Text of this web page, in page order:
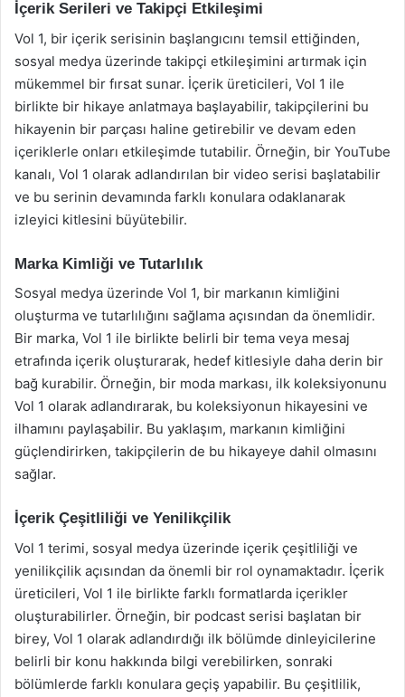
İçerik Serileri ve Takipçi Etkileşimi
Vol 1, bir içerik serisinin başlangıcını temsil ettiğinden,
sosyal medya üzerinde takipçi etkileşimini artırmak için
mükemmel bir fırsat sunar. İçerik üreticileri, Vol 1 ile
birlikte bir hikaye anlatmaya başlayabilir, takipçilerini bu
hikayenin bir parçası haline getirebilir ve devam eden
içeriklerle onları etkileşimde tutabilir. Örneğin, bir YouTube
kanalı, Vol 1 olarak adlandırılan bir video serisi başlatabilir
ve bu serinin devamında farklı konulara odaklanarak
izleyici kitlesini büyütebilir.
Marka Kimliği ve Tutarlılık
Sosyal medya üzerinde Vol 1, bir markanın kimliğini
oluşturma ve tutarlılığını sağlama açısından da önemlidir.
Bir marka, Vol 1 ile birlikte belirli bir tema veya mesaj
etrafında içerik oluşturarak, hedef kitlesiyle daha derin bir
bağ kurabilir. Örneğin, bir moda markası, ilk koleksiyonunu
Vol 1 olarak adlandırarak, bu koleksiyonun hikayesini ve
ilhamını paylaşabilir. Bu yaklaşım, markanın kimliğini
güçlendirirken, takipçilerin de bu hikayeye dahil olmasını
sağlar.
İçerik Çeşitliliği ve Yenilikçilik
Vol 1 terimi, sosyal medya üzerinde içerik çeşitliliği ve
yenilikçilik açısından da önemli bir rol oynamaktadır. İçerik
üreticileri, Vol 1 ile birlikte farklı formatlarda içerikler
oluşturabilirler. Örneğin, bir podcast serisi başlatan bir
birey, Vol 1 olarak adlandırdığı ilk bölümde dinleyicilerine
belirli bir konu hakkında bilgi verebilirken, sonraki
bölümlerde farklı konulara geçiş yapabilir. Bu çeşitlilik,